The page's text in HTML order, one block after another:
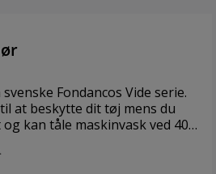
Fondancos Vide serie.
at beskytte dit tøj mens du
kan tåle maskinvask ved 40°.
63X90CM Materiale: 90%
genanvendt